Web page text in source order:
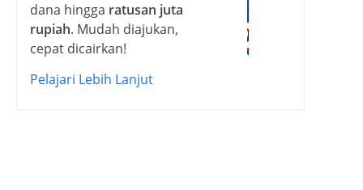
dana hingga ratusan juta
rupiah. Mudah diajukan,
cepat dicairkan!
Pelajari Lebih Lanjut